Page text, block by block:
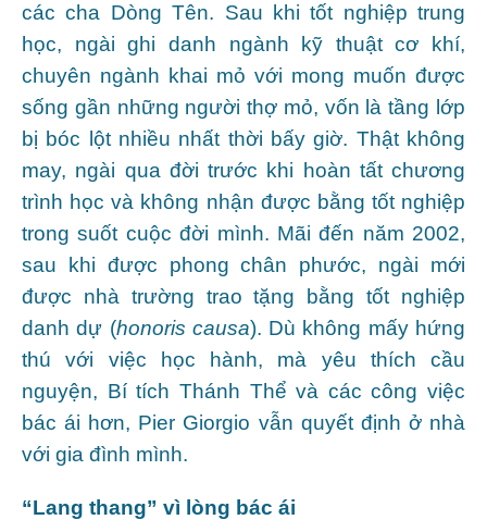
các cha Dòng Tên. Sau khi tốt nghiệp trung
học, ngài ghi danh ngành kỹ thuật cơ khí,
chuyên ngành khai mỏ với mong muốn được
sống gần những người thợ mỏ, vốn là tầng lớp
bị bóc lột nhiều nhất thời bấy giờ. Thật không
may, ngài qua đời trước khi hoàn tất chương
trình học và không nhận được bằng tốt nghiệp
trong suốt cuộc đời mình. Mãi đến năm 2002,
sau khi được phong chân phước, ngài mới
được nhà trường trao tặng bằng tốt nghiệp
danh dự (honoris causa). Dù không mấy hứng
thú với việc học hành, mà yêu thích cầu
nguyện, Bí tích Thánh Thể và các công việc
bác ái hơn, Pier Giorgio vẫn quyết định ở nhà
với gia đình mình.
“Lang thang” vì lòng bác ái